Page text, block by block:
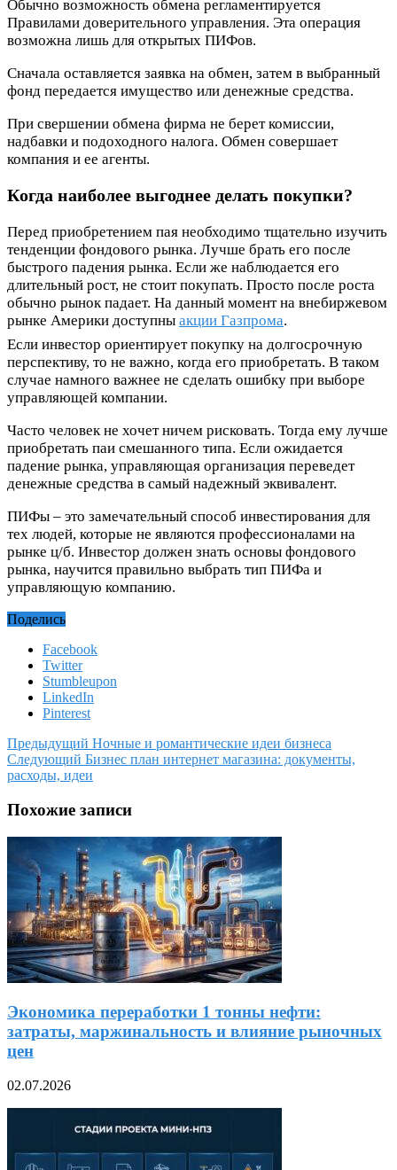
Обычно возможность обмена регламентируется
Правилами доверительного управления. Эта операция
возможна лишь для открытых ПИФов.
Сначала оставляется заявка на обмен, затем в выбранный
фонд передается имущество или денежные средства.
При свершении обмена фирма не берет комиссии,
надбавки и подоходного налога. Обмен совершает
компания и ее агенты.
Когда наиболее выгоднее делать покупки?
Перед приобретением пая необходимо тщательно изучить
тенденции фондового рынка. Лучше брать его после
быстрого падения рынка. Если же наблюдается его
длительный рост, не стоит покупать. Просто после роста
обычно рынок падает. На данный момент на внебиржевом
рынке Америки доступны акции Газпрома.
Если инвестор ориентирует покупку на долгосрочную
перспективу, то не важно, когда его приобретать. В таком
случае намного важнее не сделать ошибку при выборе
управляющей компании.
Часто человек не хочет ничем рисковать. Тогда ему лучше
приобретать паи смешанного типа. Если ожидается
падение рынка, управляющая организация переведет
денежные средства в самый надежный эквивалент.
ПИФы – это замечательный способ инвестирования для
тех людей, которые не являются профессионалами на
рынке ц/б. Инвестор должен знать основы фондового
рынка, научится правильно выбрать тип ПИФа и
управляющую компанию.
Поделись
Facebook
Twitter
Stumbleupon
LinkedIn
Pinterest
Предыдущий Ночные и романтические идеи бизнеса
Следующий Бизнес план интернет магазина: документы,
расходы, идеи
Похожие записи
Экономика переработки 1 тонны нефти:
затраты, маржинальность и влияние рыночных
цен
02.07.2026